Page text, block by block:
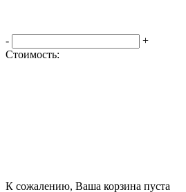
-
+
Стоимость:
К сожалению, Ваша корзина пуста